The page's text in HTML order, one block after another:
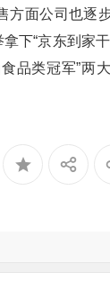
面公司也逐步
下“京东到家
品类冠军”两